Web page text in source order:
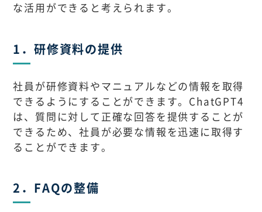
な活用ができると考えられます。
1．研修資料の提供
社員が研修資料やマニュアルなどの情報を取得
できるようにすることができます。ChatGPT4
は、質問に対して正確な回答を提供することが
できるため、社員が必要な情報を迅速に取得す
ることができます。
2．FAQの整備